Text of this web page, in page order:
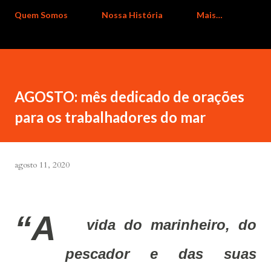
Quem Somos Nossa História Mais…
AGOSTO: mês dedicado de orações
para os trabalhadores do mar
agosto 11, 2020
“A
vida do marinheiro, do
pescador e das suas